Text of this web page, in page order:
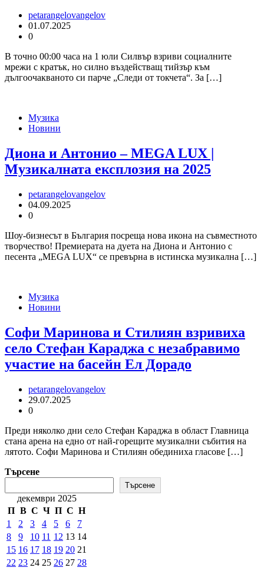
petarangelovangelov
01.07.2025
0
В точно 00:00 часа на 1 юли Силвър взриви социалните
мрежи с кратък, но силно въздействащ тийзър към
дългоочакваното си парче „Следи от токчета“. За […]
Музика
Новини
Диона и Антонио – MEGA LUX |
Музикалната експлозия на 2025
petarangelovangelov
04.09.2025
0
Шоу-бизнесът в България посреща нова икона на съвместното
творчество! Премиерата на дуета на Диона и Антонио с
песента „MEGA LUX“ се превърна в истинска музикална […]
Музика
Новини
Софи Маринова и Стилиян взривиха
село Стефан Караджа с незабравимо
участие на басейн Ел Дорадо
petarangelovangelov
29.07.2025
0
Преди няколко дни село Стефан Караджа в област Главница
стана арена на едно от най-горещите музикални събития на
лятото. Софи Маринова и Стилиян обединиха гласове […]
Търсене
Търсене
декември 2025
П В С Ч П С Н
1
2 3 4 5 6
7
8
9 10 11 12 13 14
15 16 17 18 19 20 21
22 23 24 25 26 27 28